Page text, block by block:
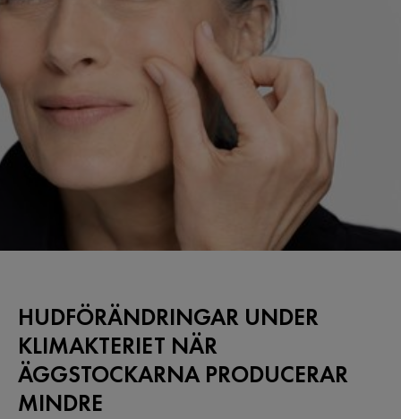
HUDFÖRÄNDRINGAR UNDER
KLIMAKTERIET NÄR
ÄGGSTOCKARNA PRODUCERAR
MINDRE